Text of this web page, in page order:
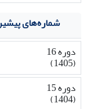
شماره‌های
دوره 16
(1405)
دوره 15
(1404)